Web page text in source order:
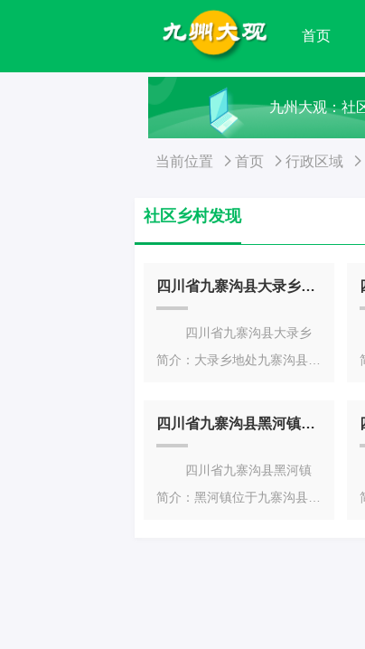
首页
九州大观：社
当前位置 首页 行政区域
社区乡村发现
四川省九寨沟县大录乡简介
四川省九寨沟县大录乡
简介：大录乡地处九寨沟县西
镇72公里，
四川省九寨沟县黑河镇简介
四川省九寨沟县黑河镇
简介：黑河镇位于九寨沟县西